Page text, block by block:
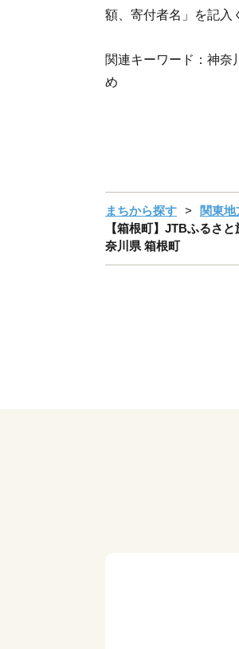
額、寄付者名」を記入
関連キーワード：神奈
め
まちから探す 関東地
【箱根町】JTBふるさ
奈川県 箱根町